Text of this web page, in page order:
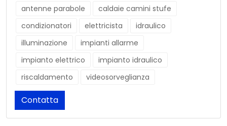
antenne parabole
caldaie camini stufe
condizionatori
elettricista
idraulico
illuminazione
impianti allarme
impianto elettrico
impianto idraulico
riscaldamento
videosorveglianza
Contatta